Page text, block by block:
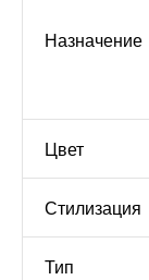
Назначение
Цвет
Стилизация
Тип